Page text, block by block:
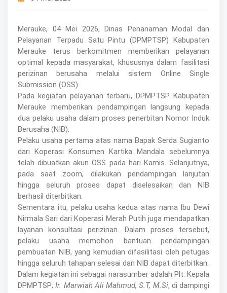
Merauke, 04 Mei 2026, Dinas Penanaman Modal dan
Pelayanan Terpadu Satu Pintu (DPMPTSP) Kabupaten
Merauke terus berkomitmen memberikan pelayanan
optimal kepada masyarakat, khususnya dalam fasilitasi
perizinan berusaha melalui sistem Online Single
Submission (OSS).
Pada kegiatan pelayanan terbaru, DPMPTSP Kabupaten
Merauke memberikan pendampingan langsung kepada
dua pelaku usaha dalam proses penerbitan Nomor Induk
Berusaha (NIB).
Pelaku usaha pertama atas nama Bapak Serda Sugianto
dari Koperasi Konsumen Kartika Mandala sebelumnya
telah dibuatkan akun OSS pada hari Kamis. Selanjutnya,
pada saat zoom, dilakukan pendampingan lanjutan
hingga seluruh proses dapat diselesaikan dan NIB
berhasil diterbitkan.
Sementara itu, pelaku usaha kedua atas nama Ibu Dewi
Nirmala Sari dari Koperasi Merah Putih juga mendapatkan
layanan konsultasi perizinan. Dalam proses tersebut,
pelaku usaha memohon bantuan pendampingan
pembuatan NIB, yang kemudian difasilitasi oleh petugas
hingga seluruh tahapan selesai dan NIB dapat diterbitkan.
Dalam kegiatan ini sebagai narasumber adalah Plt. Kepala
DPMPTSP; Ir. Marwiah Ali Mahmud, S.T, M.Si, di dampingi